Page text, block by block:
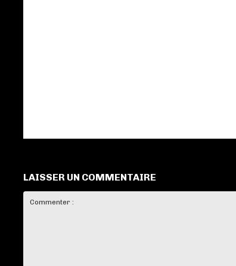
LAISSER UN COMMENTAIRE